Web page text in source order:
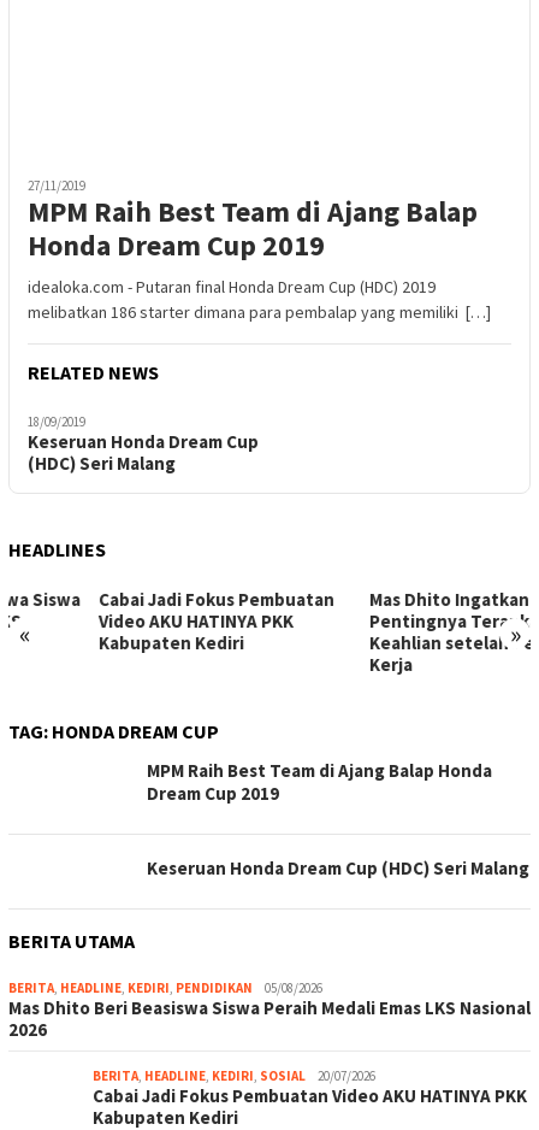
27/11/2019
MPM Raih Best Team di Ajang Balap
Honda Dream Cup 2019
idealoka.com - Putaran final Honda Dream Cup (HDC) 2019
melibatkan 186 starter dimana para pembalap yang memiliki […]
RELATED NEWS
18/09/2019
Keseruan Honda Dream Cup
(HDC) Seri Malang
HEADLINES
« »
Cabai Jadi Fokus Pembuatan
Video AKU HATINYA PKK
Kabupaten Kediri
Mas Dhito Ingatkan
Pentingnya Terapkan
Keahlian setelah Pelatihan
TAG: HONDA DREAM CUP
MPM Raih Best Team di Ajang Balap Honda
Dream Cup 2019
Keseruan Honda Dream Cup (HDC) Seri Malang
BERITA UTAMA
BERITA, HEADLINE, KEDIRI, PENDIDIKAN 05/08/2026
Mas Dhito Beri Beasiswa Siswa Peraih Medali Emas LKS Nasional
2026
BERITA, HEADLINE, KEDIRI, SOSIAL 20/07/2026
Cabai Jadi Fokus Pembuatan Video AKU HATINYA PKK
Kabupaten Kediri